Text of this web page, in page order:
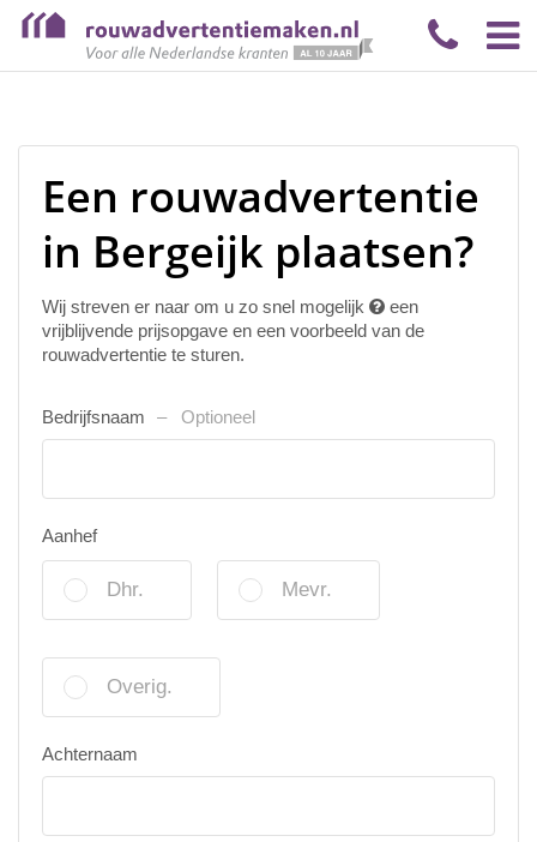
Een rouwadvertentie
in Bergeijk plaatsen?
Wij streven er naar om u zo snel mogelijk
een
vrijblijvende prijsopgave en een voorbeeld van de
rouwadvertentie te sturen.
Bedrijfsnaam Optioneel
Aanhef
Dhr. Mevr.
Overig.
Achternaam